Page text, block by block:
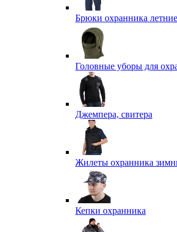
Брюки охранника летние
Головные уборы для
Джемпера, свитера
Жилеты охранника
Кепки охранника